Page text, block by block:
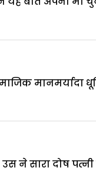
मानमर्यादा
ने सारा दोष